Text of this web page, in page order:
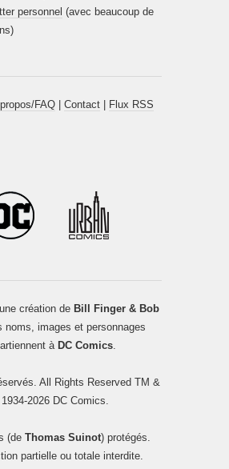
personnel (avec beaucoup de
FAQ| Contact| Flux RSS
création de Bill Finger & Bob
noms, images et personnages
à DC Comics.
All Rights Reserved TM &
2026 DC Comics.
(de Thomas Suinot) protégés.
partielle ou totale interdite.